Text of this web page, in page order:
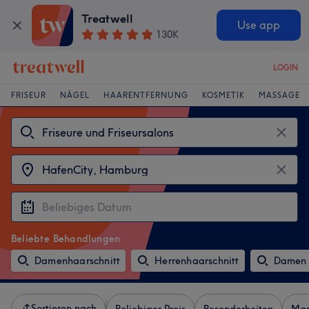
Treatwell
130K
Use app
LOGIN
FRISEUR NÄGEL HAARENTFERNUNG KOSMETIK MASSAGE
Beliebte Behandlungen
Damenhaarschnitt
Herrenhaarschnitt